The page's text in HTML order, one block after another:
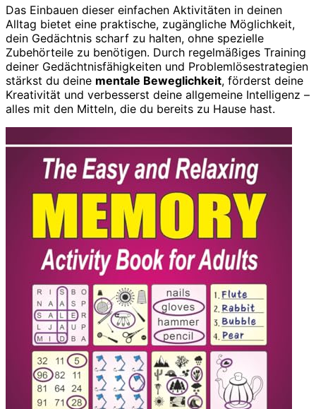
Das Einbauen dieser einfachen Aktivitäten in deinen
Alltag bietet eine praktische, zugängliche Möglichkeit,
dein Gedächtnis scharf zu halten, ohne spezielle
Zubehörteile zu benötigen. Durch regelmäßiges Training
deiner Gedächtnisfähigkeiten und Problemlösestrategien
stärkst du deine mentale Beweglichkeit, förderst deine
Kreativität und verbesserst deine allgemeine Intelligenz –
alles mit den Mitteln, die du bereits zu Hause hast.